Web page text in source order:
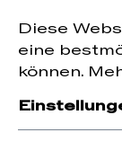
auf die
Diese
eine
können.